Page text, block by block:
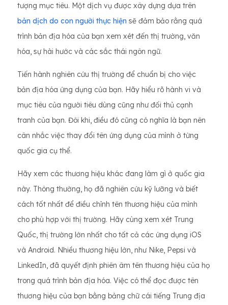
tượng mục tiêu. Một dịch vụ được xây dựng dựa trên
bản dịch do con người thực hiện sẽ đảm bảo rằng quá
trình bản địa hóa của bạn xem xét đến thị trường, văn
hóa, sự hài hước và các sắc thái ngôn ngữ.
Tiến hành nghiên cứu thị trường để chuẩn bị cho việc
bản địa hóa ứng dụng của bạn. Hãy hiểu rõ hành vi và
mục tiêu của người tiêu dùng cũng như đối thủ cạnh
tranh của bạn. Đôi khi, điều đó cũng có nghĩa là bạn nên
cân nhắc việc thay đổi tên ứng dụng của mình ở từng
quốc gia cụ thể.
Hãy xem các thương hiệu khác đang làm gì ở quốc gia
này. Thông thường, họ đã nghiên cứu kỹ lưỡng và biết
cách tốt nhất để điều chỉnh tên thương hiệu của mình
cho phù hợp với thị trường. Hãy cùng xem xét Trung
Quốc, thị trường lớn nhất cho tất cả các ứng dụng iOS
và Android. Nhiều thương hiệu lớn, như Nike, Pepsi và
LinkedIn, đã quyết định phiên âm tên thương hiệu của họ
trong quá trình bản địa hóa. Việc có thể đọc được tên
thương hiệu của bạn bằng bảng chữ cái tiếng Trung địa